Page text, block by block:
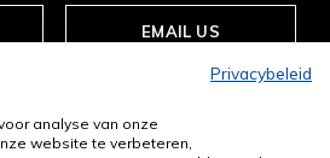
EMAIL US
Privacybeleid
analyse van onze
website te verbeteren,